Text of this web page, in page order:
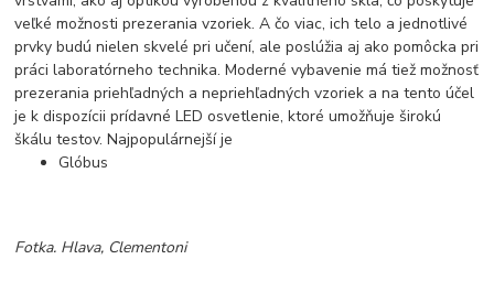
veľké možnosti prezerania vzoriek. A čo viac, ich telo a jednotlivé
prvky budú nielen skvelé pri učení, ale poslúžia aj ako pomôcka pri
práci laboratórneho technika. Moderné vybavenie má tiež možnosť
prezerania priehľadných a nepriehľadných vzoriek a na tento účel
je k dispozícii prídavné LED osvetlenie, ktoré umožňuje širokú
škálu testov. Najpopulárnejší je
Glóbus
Fotka. Hlava, Clementoni